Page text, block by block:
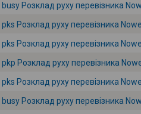
busy Розклад руху перевізника
pks Розклад руху перевізника
pks Розклад руху перевізника
pkp Розклад руху перевізника
pks Розклад руху перевізника
busy Розклад руху перевізника